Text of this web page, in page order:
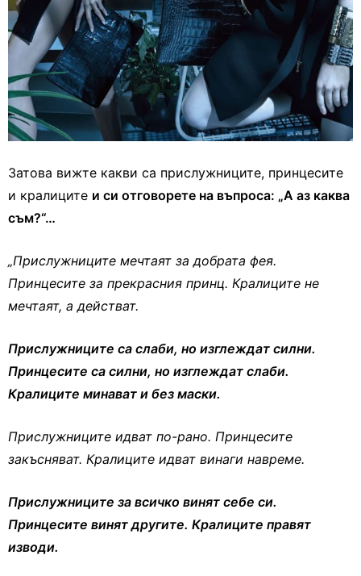
Затова вижте какви са прислужниците, принцесите
и кралиците и си отговорете на въпроса: „А аз каква
съм?“…
„Прислужниците мечтаят за добрата фея.
Принцесите за прекрасния принц. Кралиците не
мечтаят, а действат.
Прислужниците са слаби, но изглеждат силни.
Принцесите са силни, но изглеждат слаби.
Кралиците минават и без маски.
Прислужниците идват по-рано. Принцесите
закъсняват. Кралиците идват винаги навреме.
Прислужниците за всичко винят себе си.
Принцесите винят другите. Кралиците правят
изводи.